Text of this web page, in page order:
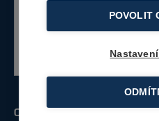
Ostatní
Nebo zavolejte
POVOLIT